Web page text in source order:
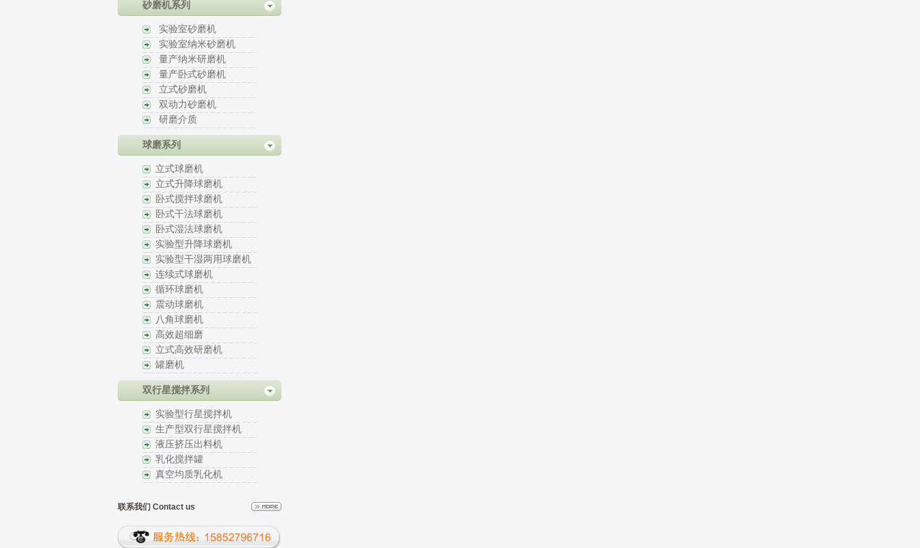
砂磨机系列
实验室砂磨机
实验室纳米砂磨机
量产纳米研磨机
量产卧式砂磨机
立式砂磨机
双动力砂磨机
研磨介质
球磨系列
立式球磨机
立式升降球磨机
卧式搅拌球磨机
卧式干法球磨机
卧式湿法球磨机
实验型升降球磨机
实验型干湿两用球磨机
连续式球磨机
循环球磨机
震动球磨机
八角球磨机
高效超细磨
立式高效研磨机
罐磨机
双行星搅拌系列
实验型行星搅拌机
生产型双行星搅拌机
液压挤压出料机
乳化搅拌罐
真空均质乳化机
联系我们 Contact us